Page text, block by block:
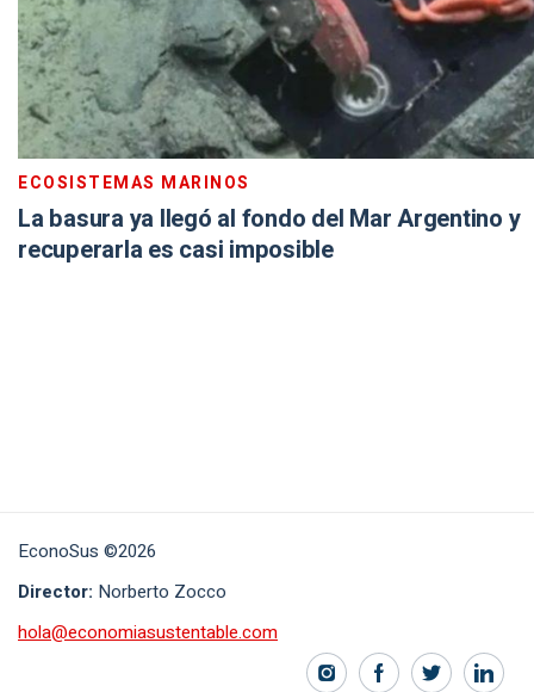
ECOSISTEMAS MARINOS
La basura ya llegó al fondo del Mar Argentino y
recuperarla es casi imposible
EconoSus ©2026
Director: Norberto Zocco
hola@economiasustentable.com